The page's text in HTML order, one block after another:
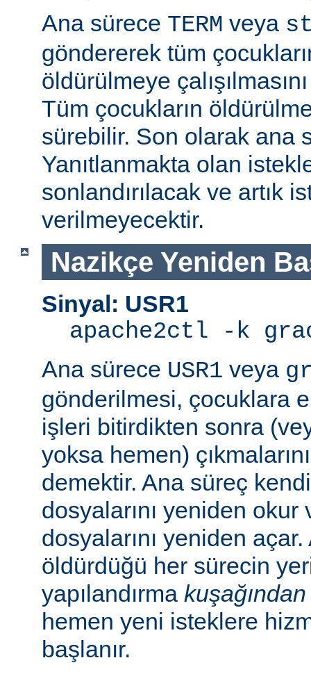
Ana sürece TERM veya
göndererek tüm
öldürülmeye
Tüm çocukların
sürebilir. Son olarak ana
Yanıtlanmakta olan
sonlandırılacak ve artık
verilmeyecektir.
Nazikçe Yeniden
Sinyal: USR1
apache2ctl -k
Ana sürece USR1 veya
gönderilmesi, çocuklara
işleri bitirdikten sonra
yoksa hemen)
demektir. Ana süreç
dosyalarını yeniden
dosyalarını yeniden
öldürdüğü her sürecin
yapılandırma kuşağından
hemen yeni isteklere
başlanır.